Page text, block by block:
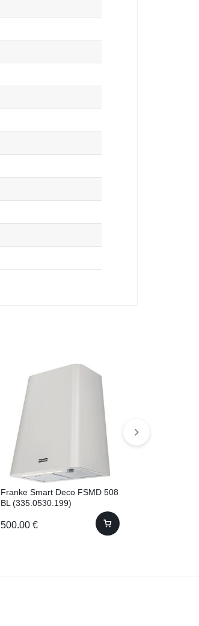
Franke Smart Deco FSMD 508
BL (335.0530.199)
500.00 €